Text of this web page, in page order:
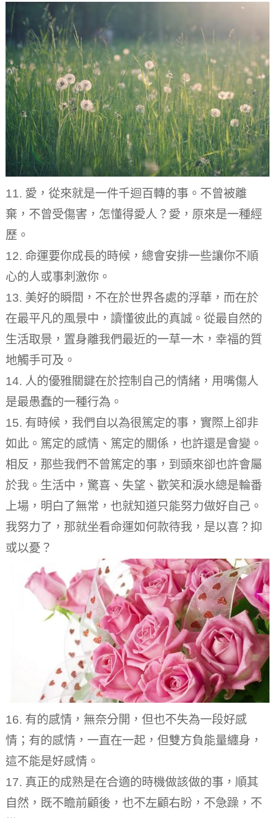
11. 愛，從來就是一件千迴百轉的事。 不曾被離
棄，不曾受傷害，怎懂得愛人？ 愛，原來是一種經
歷。
12. 命運要你成長的時候，總會安排一些讓你不順
心的人或事刺激你。
13. 美好的瞬間，不在於世界各處的浮華，而在於
在最平凡的風景中，讀懂彼此的真誠。 從最自然的
生活取景，置身離我們最近的一草一木，幸福的質
地觸手可及。
14. 人的優雅關鍵在於控制自己的情緒，用嘴傷人
是最愚蠢的一種行為。
15. 有時候，我們自以為很篤定的事，實際上卻非
如此。 篤定的感情、篤定的關係，也許還是會變。
相反，那些我們不曾篤定的事，到頭來卻也許會屬
於我。 生活中，驚喜、失望、歡笑和淚水總是輪番
上場，明白了無常，也就知道只能努力做好自己。
我努力了，那就坐看命運如何款待我，是以喜？ 抑
或以憂？
16. 有的感情，無奈分開，但也不失為一段好感
情；有的感情，一直在一起，但雙方負能量纏身，
這不能是好感情。
17. 真正的成熟是在合適的時機做該做的事，順其
自然，既不瞻前顧後，也不左顧右盼，不急躁，不